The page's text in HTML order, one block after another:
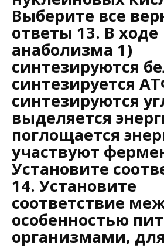
Выберите все
ответы 13. В ходе
анаболизма 1)
синтезируются
синтезируется
синтезируются
выделяется
поглощается
участвуют
Установите
14. Установите
соответствие
особенностью
организмами,